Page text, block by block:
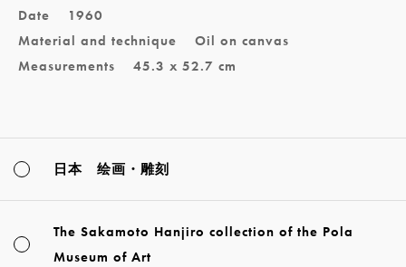
Date
1960
Material and technique
Oil on canvas
Measurements
45.3 x 52.7 cm
日本 绘画・雕刻
The Sakamoto Hanjiro collection of the Pola
Museum of Art